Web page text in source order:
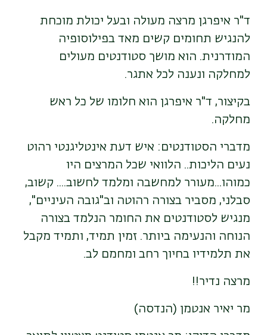
ד"ר איפרגן מרצה מעולה ובעל יכולת מוכחת
להנגיש תחומים קשים מאד בפילוסופיה
המודרנית. הוא מושך סטודנטים מעולים
למחלקה ונענה לכל אתגר.
בקיצור, ד"ר איפרגן הוא חלומו של כל ראש
מחלקה.
מדברי הסטודנטים: איש דעת אינטליגנטי רהוט
נעים הליכות.. הלוואי שכל המרצים היו
כמוהו...מעורר למחשבה ומלמד לחשוב.... קשוב,
סבלני, מסביר בצורה רהוטה וב"גובה העיניים",
מנגיש לסטודנטים את החומר הנלמד בצורה
הנוחה והנעימה ביותר. זמין תמיד, ותמיד מקבל
את תלמידיו בחיוך רחב ומחמם לב.
מרצה נדיר!!
מר יאיר אנטמן (הנדסה)